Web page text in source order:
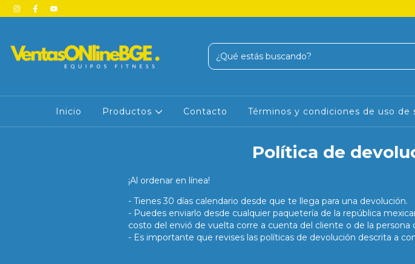
Inicio Productos Contacto Términos y condiciones de uso de
Política de
¡Al ordenar en línea!
- Tienes 30 días calendario desde que te llega para una devolución.
- Puedes enviarlo desde cualquier paquetería de la república
costo del envió de vuelta corre a cuenta del cliente o de la persona
- Es importante que revises las políticas de devolución descrita a